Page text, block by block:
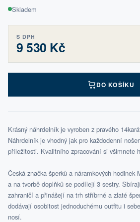
Skladem
S DPH
9 530 Kč
DO KOŠÍKU
Krásný náhrdelník je vyroben z pravého
Náhrdelník je vhodný jak pro každodenní
příležitosti. Kvalitního zpracování si všimnete
Česká značka šperků a náramkových hodinek
a na tvorbě doplňků se podílejí 3 sestry.
zahraničí a přinášejí na trh stříbrné a zlaté
dodávají osobitost jednoduchému outfitu i
nosí.